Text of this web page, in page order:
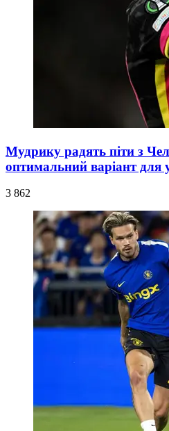
Мудрику радять піти з
оптимальний варіант для
3 862